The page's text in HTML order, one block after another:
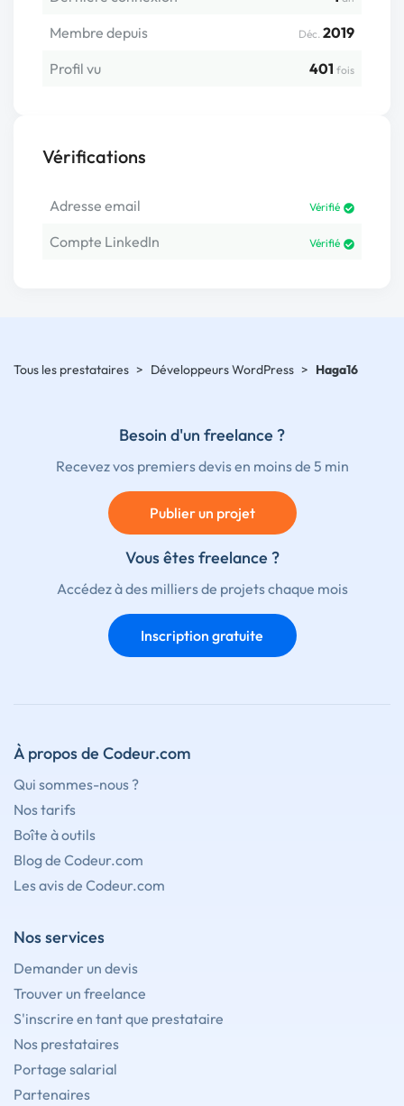
Membre depuis Déc. 2019
Profil vu
401 fois
Vérifications
Adresse email Vérifié
Compte LinkedIn Vérifié
Tous les prestataires > Développeurs WordPress > Haga16
Besoin d'un freelance ?
Recevez vos premiers devis en moins de 5 min
Publier un projet
Vous êtes freelance ?
Accédez à des milliers de projets chaque mois
Inscription gratuite
À propos de Codeur.com
Qui sommes-nous ?
Nos tarifs
Boîte à outils
Blog de Codeur.com
Les avis de Codeur.com
Nos services
Demander un devis
Trouver un freelance
S'inscrire en tant que prestataire
Nos prestataires
Portage salarial
Partenaires